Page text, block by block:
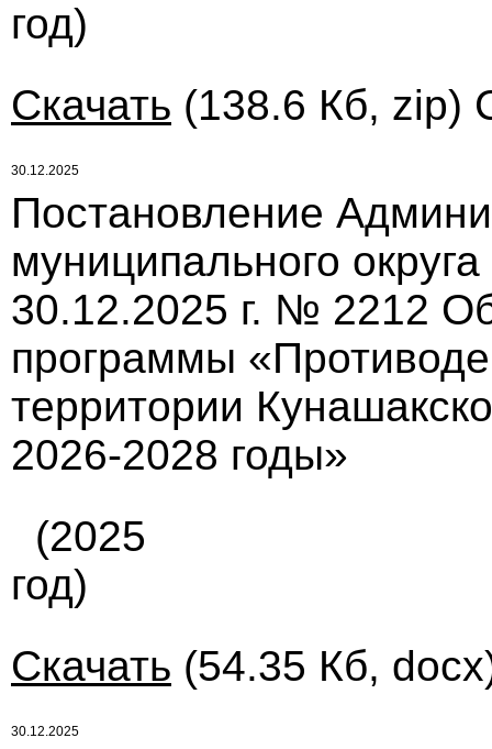
год)
Скачать (138.6 Кб, zip)
30.12.2025
Постановление
муниципального
30.12.2025 г. № 2212
программы
территории
2026-2028 годы»
(2025
год)
Скачать (54.35 Кб,
30.12.2025